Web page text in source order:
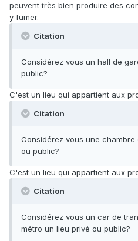
peuvent très bien produire des
y fumer.
Citation
Considérez vous un hall de
public?
C'est un lieu qui appartient aux
Citation
Considérez vous une
ou public?
C'est un lieu qui appartient aux
Citation
Considérez vous un car de
métro un lieu privé ou public?